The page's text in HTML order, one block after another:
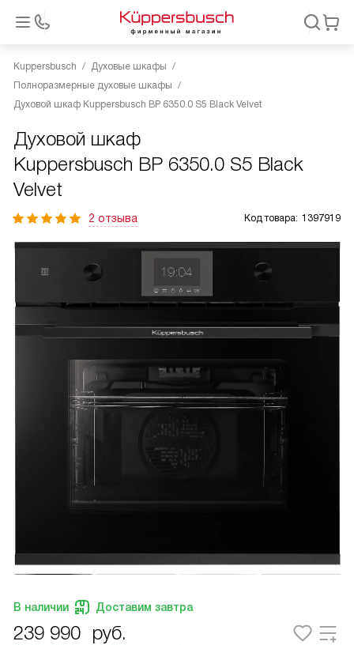
Kuppersbusch
Духовые шкафы
Полноразмерные духовые шкафы
Духовой шкаф Kuppersbusch BP 6350.0 S5 Black Velvet
Духовой шкаф
Kuppersbusch BP 6350.0 S5 Black
Velvet
2 отзыва Код товара: 1397919
В наличии Доставим завтра
239 990 руб.